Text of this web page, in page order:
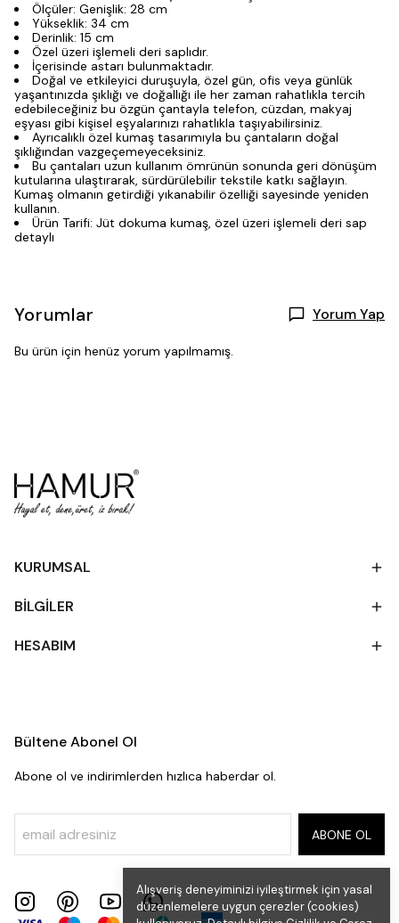
Alışveriş deneyiminizi iyileştirmek için yasal
düzenlemelere uygun çerezler (cookies)
Ölçüler: Genişlik: 28 cm
Yükseklik: 34 cm
Derinlik: 15 cm
Özel üzeri işlemeli deri saplıdır.
İçerisinde astarı bulunmaktadır.
Doğal ve etkileyici duruşuyla, özel gün, ofis veya günlük
yaşantınızda şıklığı ve doğallığı ile her zaman rahatlıkla tercih
edebileceğiniz bu özgün çantayla telefon, cüzdan, makyaj
eşyası gibi kişisel eşyalarınızı rahatlıkla taşıyabilirsiniz.
Ayrıcalıklı özel kumaş tasarımıyla bu çantaların doğal
şıklığından vazgeçemeyeceksiniz.
Bu çantaları uzun kullanım ömrünün sonunda geri dönüşüm
kutularına ulaştırarak, sürdürülebilir tekstile katkı sağlayın.
Kumaş olmanın getirdiği yıkanabilir özelliği sayesinde yeniden
kullanın.
Ürün Tarifi: Jüt dokuma kumaş, özel üzeri işlemeli deri sap
detaylı
Yorumlar Yorum Yap
Bu ürün için henüz yorum yapılmamış.
KURUMSAL
BİLGİLER
HESABIM
Bültene Abonel Ol
Abone ol ve indirimlerden hızlıca haberdar ol.
ABONE OL